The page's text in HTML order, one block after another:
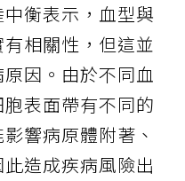
衡表示，血型與
相關性，但這並
因。由於不同血
表面帶有不同的
響病原體附著、
造成疾病風險出